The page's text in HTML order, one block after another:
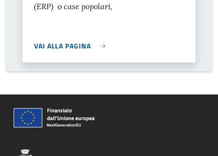
(ERP) o case popolari,
VAI ALLA PAGINA